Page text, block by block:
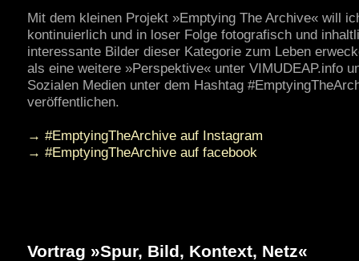
Mit dem kleinen Projekt »Emptying The Archive« will
kontinuierlich und in loser Folge fotografisch und
interessante Bilder dieser Kategorie zum Leben
als eine weitere »Perspektive« unter VIMUDEAP.info
Sozialen Medien unter dem Hashtag
veröffentlichen.
→ #EmptyingTheArchive auf Instagram
→ #EmptyingTheArchive auf facebook
Vortrag »Spur, Bild, Kontext, Netz«